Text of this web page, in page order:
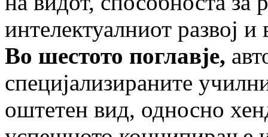
интелектуалниот развој
Во шестото поглавје,
специјализираните
оштетен вид, односно